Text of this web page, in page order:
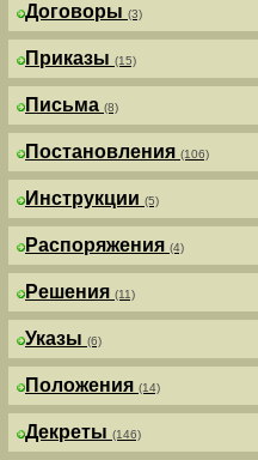
Договоры (3)
Приказы (15)
Письма (8)
Постановления (106)
Инструкции (5)
Распоряжения (4)
Решения (11)
Указы (6)
Положения (14)
Декреты (146)